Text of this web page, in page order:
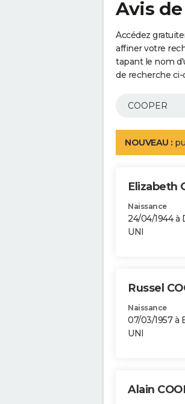
Avis de
Accédez
affiner votre
tapant le nom
de recherche ci-
NOUVEAU :
Elizabeth
Naissance
24/04/1944 à
UNI
Russel
Naissance
07/03/1957 à
UNI
Alain